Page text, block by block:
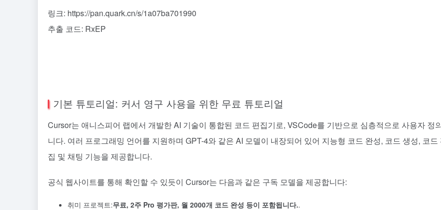
링크: https://pan.quark.cn/s/1a07ba701990
추출 코드: RxEP
기본 튜토리얼: 커서 영구 사용을 위한 무료 튜토리얼
Cursor는 애니스피어 랩에서 개발한 AI 기술이 통합된 코드 편집기로, VSCode를 기반으로 심층적으로 사용자 정
니다. 여러 프로그래밍 언어를 지원하며 GPT-4와 같은 AI 모델이 내장되어 있어 지능형 코드 완성, 코드 생성, 코드
집 및 채팅 기능을 제공합니다.
공식 웹사이트를 통해 확인할 수 있듯이 Cursor는 다음과 같은 구독 모델을 제공합니다:
취미 프로젝트:무료, 2주 Pro 평가판, 월 2000개 코드 완성 등이 포함됩니다..